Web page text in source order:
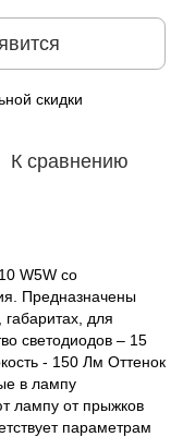
скидки
К сравнению
W5W со
Предназначены
для
светодиодов – 15
- 150 Лм Оттенок
в лампу
лампу от прыжков
параметрам